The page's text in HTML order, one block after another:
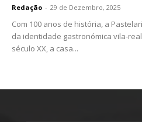
Redação - 29 de Dezembro, 2025
Com 100 anos de história, a
da identidade gastronómica vila-
século XX, a casa...